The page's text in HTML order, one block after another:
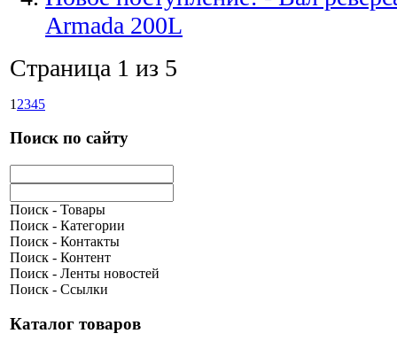
Armada 200L
Страница 1 из 5
1 2345
Поиск по сайту
Поиск - Товары
Поиск - Категории
Поиск - Контакты
Поиск - Контент
Поиск - Ленты новостей
Поиск - Ссылки
Каталог товаров